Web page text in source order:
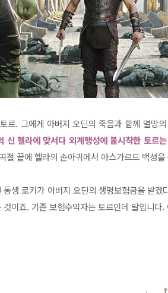
르. 그에게 아버지 오딘의 죽음과 함께 멸망
신 헬라에 맞서다 외계행성에 불시착한 토르
절 끝에 헬라의 손아귀에서 아스가르드 백성
생 로키가 아버지 오딘의 생명보험금을 받겠
것이죠. 기존 보험수익자는 토르인데 말입니